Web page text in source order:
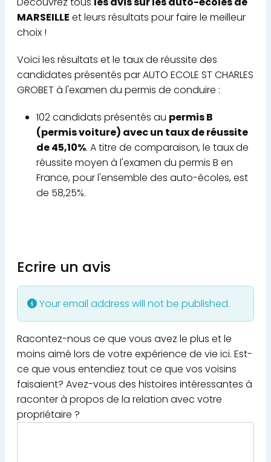
MARSEILLE et leurs résultats pour faire le meilleur
choix !
Voici les résultats et le taux de réussite des
candidates présentés par AUTO ECOLE ST CHARLES
GROBET à l'examen du permis de conduire :
102 candidats présentés au permis B
(permis voiture) avec un taux de réussite
de 45,10%. A titre de comparaison, le taux de
réussite moyen à l'examen du permis B en
France, pour l'ensemble des auto-écoles, est
de 58,25%.
Ecrire un avis
Your email address will not be published.
Racontez-nous ce que vous avez le plus et le
moins aimé lors de votre expérience de vie ici. Est-
ce que vous entendiez tout ce que vos voisins
faisaient? Avez-vous des histoires intéressantes à
raconter à propos de la relation avec votre
propriétaire ?